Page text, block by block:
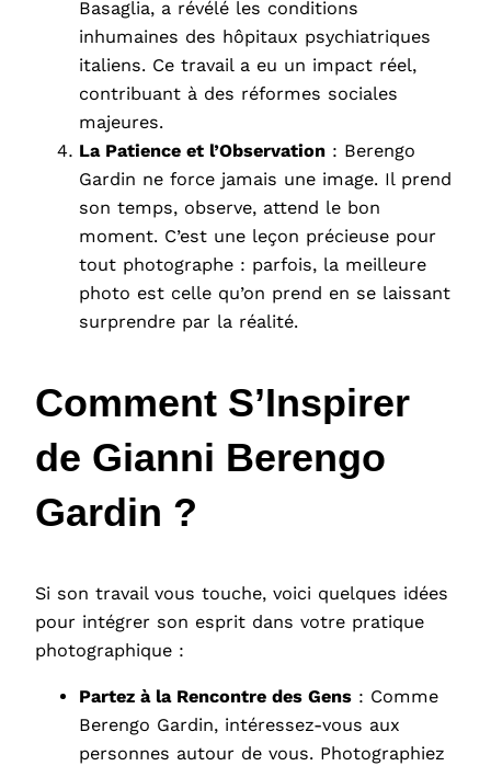
Basaglia, a révélé les conditions
inhumaines des hôpitaux psychiatriques
italiens. Ce travail a eu un impact réel,
contribuant à des réformes sociales
majeures.
La Patience et l’Observation : Berengo
Gardin ne force jamais une image. Il prend
son temps, observe, attend le bon
moment. C’est une leçon précieuse pour
tout photographe : parfois, la meilleure
photo est celle qu’on prend en se laissant
surprendre par la réalité.
Comment S’Inspirer
de Gianni Berengo
Gardin ?
Si son travail vous touche, voici quelques idées
pour intégrer son esprit dans votre pratique
photographique :
Partez à la Rencontre des Gens : Comme
Berengo Gardin, intéressez-vous aux
personnes autour de vous. Photographiez